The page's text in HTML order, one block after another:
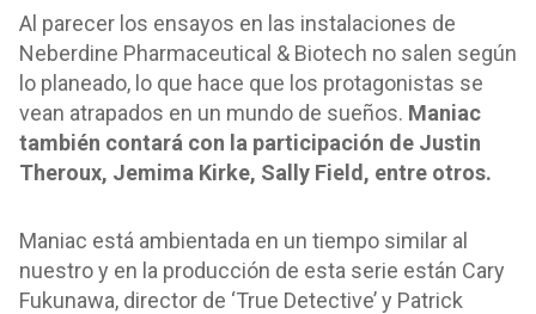
Al parecer los ensayos en las instalaciones de
Neberdine Pharmaceutical & Biotech no salen según
lo planeado, lo que hace que los protagonistas se
vean atrapados en un mundo de sueños. Maniac
también contará con la participación de Justin
Theroux, Jemima Kirke, Sally Field, entre otros.
Maniac está ambientada en un tiempo similar al
nuestro y en la producción de esta serie están Cary
Fukunawa, director de ‘True Detective’ y Patrick